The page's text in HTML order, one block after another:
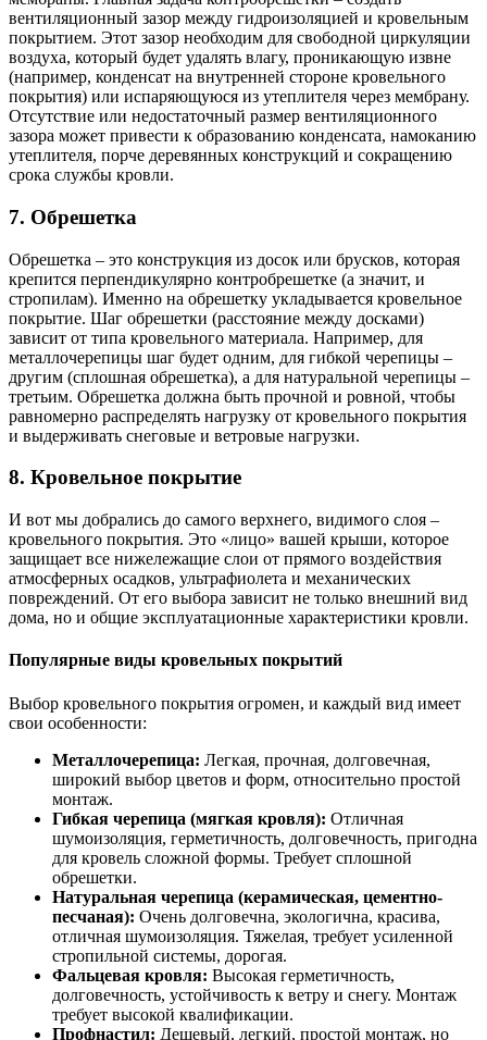
вентиляционный зазор между гидроизоляцией и кровельным
покрытием. Этот зазор необходим для свободной циркуляции
воздуха, который будет удалять влагу, проникающую извне
(например, конденсат на внутренней стороне кровельного
покрытия) или испаряющуюся из утеплителя через мембрану.
Отсутствие или недостаточный размер вентиляционного
зазора может привести к образованию конденсата, намоканию
утеплителя, порче деревянных конструкций и сокращению
срока службы кровли.
7. Обрешетка
Обрешетка – это конструкция из досок или брусков, которая
крепится перпендикулярно контробрешетке (а значит, и
стропилам). Именно на обрешетку укладывается кровельное
покрытие. Шаг обрешетки (расстояние между досками)
зависит от типа кровельного материала. Например, для
металлочерепицы шаг будет одним, для гибкой черепицы –
другим (сплошная обрешетка), а для натуральной черепицы –
третьим. Обрешетка должна быть прочной и ровной, чтобы
равномерно распределять нагрузку от кровельного покрытия
и выдерживать снеговые и ветровые нагрузки.
8. Кровельное покрытие
И вот мы добрались до самого верхнего, видимого слоя –
кровельного покрытия. Это «лицо» вашей крыши, которое
защищает все нижележащие слои от прямого воздействия
атмосферных осадков, ультрафиолета и механических
повреждений. От его выбора зависит не только внешний вид
дома, но и общие эксплуатационные характеристики кровли.
Популярные виды кровельных покрытий
Выбор кровельного покрытия огромен, и каждый вид имеет
свои особенности:
Металлочерепица: Легкая, прочная, долговечная,
широкий выбор цветов и форм, относительно простой
монтаж.
Гибкая черепица (мягкая кровля): Отличная
шумоизоляция, герметичность, долговечность, пригодна
для кровель сложной формы. Требует сплошной
обрешетки.
Натуральная черепица (керамическая, цементно-
песчаная): Очень долговечна, экологична, красива,
отличная шумоизоляция. Тяжелая, требует усиленной
стропильной системы, дорогая.
Фальцевая кровля: Высокая герметичность,
долговечность, устойчивость к ветру и снегу. Монтаж
требует высокой квалификации.
Профнастил: Дешевый, легкий, простой монтаж, но